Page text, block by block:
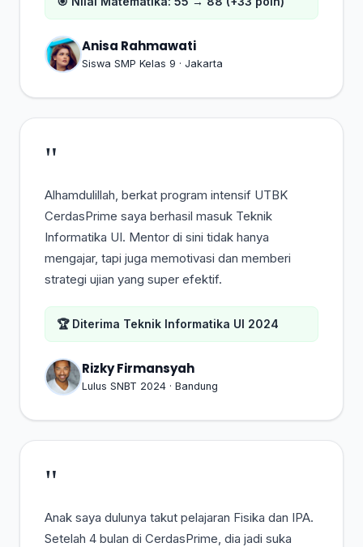
Anisa Rahmawati
Siswa SMP Kelas 9 · Jakarta
"
Alhamdulillah, berkat program intensif UTBK
CerdasPrime saya berhasil masuk Teknik
Informatika UI. Mentor di sini tidak hanya
mengajar, tapi juga memotivasi dan memberi
strategi ujian yang super efektif.
🏆 Diterima Teknik Informatika UI 2024
Rizky Firmansyah
Lulus SNBT 2024 · Bandung
"
Anak saya dulunya takut pelajaran Fisika dan IPA.
Setelah 4 bulan di CerdasPrime, dia jadi suka